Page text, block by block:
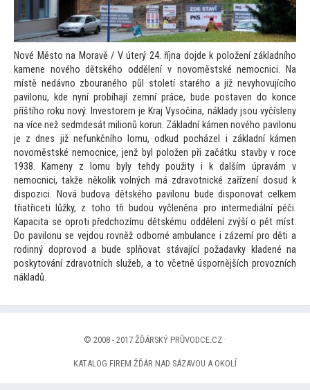
Nové Město na Moravě / V úterý 24. října dojde k položení základního
kamene nového dětského oddělení v novoměstské nemocnici. Na
místě nedávno zbouraného půl století starého a již nevyhovujícího
pavilonu, kde nyní probíhají zemní práce, bude postaven do konce
příštího roku nový. Investorem je Kraj Vysočina, náklady jsou vyčísleny
na více než sedmdesát milionů korun. Základní kámen nového pavilonu
je z dnes již nefunkčního lomu, odkud pocházel i základní kámen
novoměstské nemocnice, jenž byl položen při začátku stavby v roce
1938. Kameny z lomu byly tehdy použity i k dalším úpravám v
nemocnici, takže několik volných má zdravotnické zařízení dosud k
dispozici. Nová budova dětského pavilonu bude disponovat celkem
třiatřiceti lůžky, z toho tři budou vyčleněna pro intermediální péči.
Kapacita se oproti předchozímu dětskému oddělení zvýší o pět míst.
Do pavilonu se vejdou rovněž odborné ambulance i zázemí pro děti a
rodinný doprovod a bude splňovat stávající požadavky kladené na
poskytování zdravotních služeb, a to včetně úspornějších provozních
nákladů.
© 2008 - 2017 ŽĎÁRSKÝ PRŮVODCE.CZ ·
KATALOG FIREM ŽĎÁR NAD SÁZAVOU A OKOLÍ